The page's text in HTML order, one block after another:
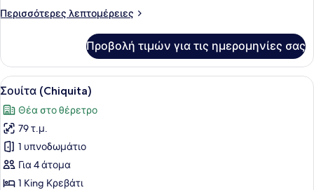
Περισσότερες λεπτομέρειες
Περισσότερες
(La
Concha)
Προβολή τιμών για τις ημερομηνίες σας
Προβολή
όλων
των
φωτογραφιών
για
Σουίτα
(Chiquita)
Ένα φωτεινό αίθριο με
5
Σουίτα (Chiquita)
Θέα στο θέρετρο
79 τ.μ.
1 υπνοδωμάτιο
Για 4 άτομα
1 King Κρεβάτι